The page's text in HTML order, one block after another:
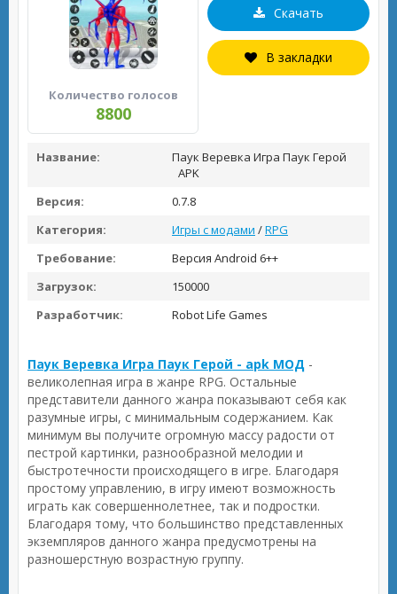
Количество голосов
8800
Скачать
В закладки
Название:
Паук Веревка Игра Паук Герой
APK
Версия:
0.7.8
Категория:
Игры с модами /RPG
Требование:
Версия Android 6++
Загрузок:
150000
Разработчик:
Robot Life Games
Паук Веревка Игра Паук Герой - apk МОД -
великолепная игра в жанре RPG. Остальные
представители данного жанра показывают себя как
разумные игры, с минимальным содержанием. Как
минимум вы получите огромную массу радости от
пестрой картинки, разнообразной мелодии и
быстротечности происходящего в игре. Благодаря
простому управлению, в игру имеют возможность
играть как совершеннолетнее, так и подростки.
Благодаря тому, что большинство представленных
экземпляров данного жанра предусмотрены на
разношерстную возрастную группу.